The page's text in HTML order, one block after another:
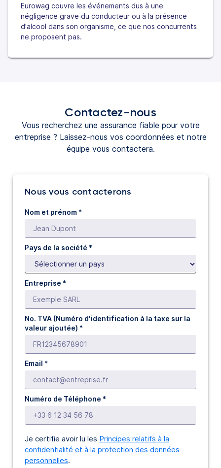
Eurowag couvre les événements dus à une
négligence grave du conducteur ou à la présence
d'alcool dans son organisme, ce que nos concurrents
ne proposent pas.
Contactez-nous
Vous recherchez une assurance fiable pour votre
entreprise ? Laissez-nous vos coordonnées et notre
équipe vous contactera.
Nous vous contacterons
Nom et prénom *
Pays de la société *
Entreprise *
No. TVA (Numéro d'identification à la taxe sur la
valeur ajoutée) *
Email *
Numéro de Téléphone *
Je certifie avoir lu les Principes relatifs à la
confidentialité et à la protection des données
personnelles.